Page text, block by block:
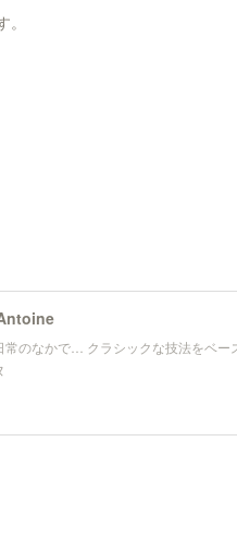
常のなかで… クラシックな技法をベー